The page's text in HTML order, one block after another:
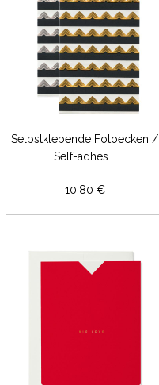
Selbstklebende Fotoecken /
Self-adhes...
10,80 €